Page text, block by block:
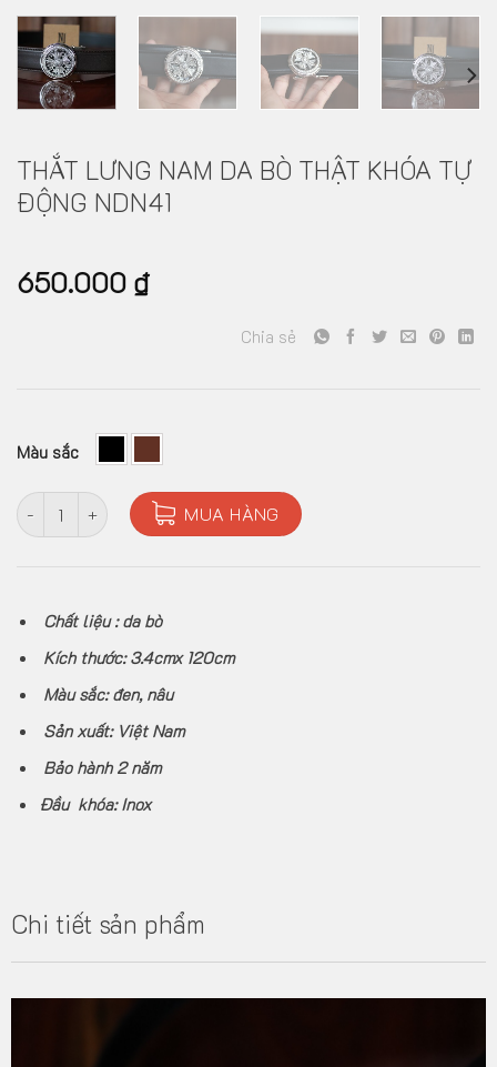
THẮT LƯNG NAM DA BÒ THẬT KHÓA TỰ
ĐỘNG NDN41
650.000 ₫
Chia sẻ
Màu sắc
Thắt lưng nam da bò thật khóa tự động NDN41 số lượng
MUA HÀNG
Chất liệu : da bò
Kích thước: 3.4cmx 120cm
Màu sắc: đen, nâu
Sản xuất: Việt Nam
Bảo hành 2 năm
Đầu khóa: Inox
Chi tiết sản phẩm